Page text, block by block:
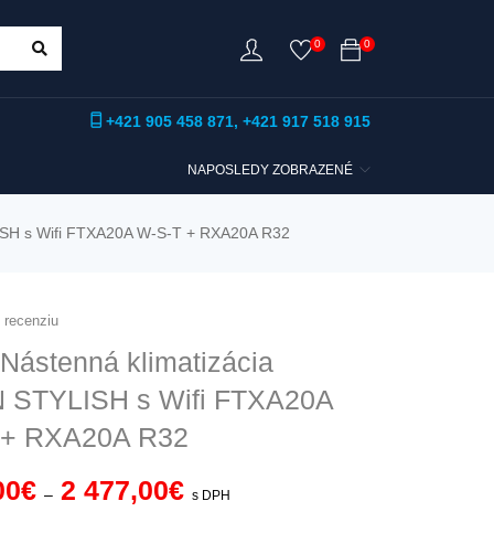
0
0
+421 905 458 871, +421 917 518 915
NAPOSLEDY ZOBRAZENÉ
s Wifi FTXA20A W-S-T + RXA20A R32
recenziu
klimatizácia
STYLISH s Wifi FTXA20A
RXA20A R32
€ – 2 477,00€ s DPH